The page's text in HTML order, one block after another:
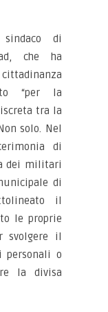
di
che ha
“per la
tra la
solo. Nel
di
dei militari
di
il
le proprie
svolgere il
personali o
la divisa